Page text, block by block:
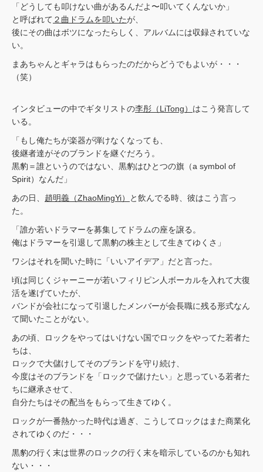
「どうしても叩けない曲があるんだよ〜叩いてくんないか」
と呼ばれて ２曲ドラムを叩いたが、
後にその曲はボツになったらしく、アルバムには収録されていな
い。
まあちゃんとギャラはもらったのだからどうでもよいが・・・
（笑）
インタビューの中でギタリストの李彤（LiTong） はこう発言して
いる。
「もし俺たちが楽器が弾けなくなっても、
後継者達がそのブランドを継ぐだろう。
黒豹＝誰というのではない、黒豹はひとつの旗（a symbol of
Spirit）なんだ」
あの日、 趙明義（ZhaoMingYi）
と飲んでる時、彼はこう言っ
た。
「誰か若いドラマーを募集してドラムの座を譲る。
俺はドラマーを引退して黒豹の株主として生きてゆくさ」
ワシはそれを聞いた時に「いいアイデア」だと言った。
頃は同じくジャーニーが若いフィリピン人ボーカルを入れて大復
活を遂げていたが、
バンドが会社になって引退したメンバーが会長職に残る形式なん
て聞いたことがない。
あの頃、ロックをやってはいけない国でロックをやってた若者た
ちは、
ロックで大儲けしてそのブランドを守り続け、
今度はそのブランドを「ロックで儲けたい」と思っている若者た
ちに継承させて、
自分たちはその配当をもらって生きてゆく。
ロックが一番熱かった時代は過ぎ、こうしてロックはまた商業化
されてゆくのだ・・・
黒豹の行く末は世界のロックの行く末を暗示しているのかも知れ
ない・・・